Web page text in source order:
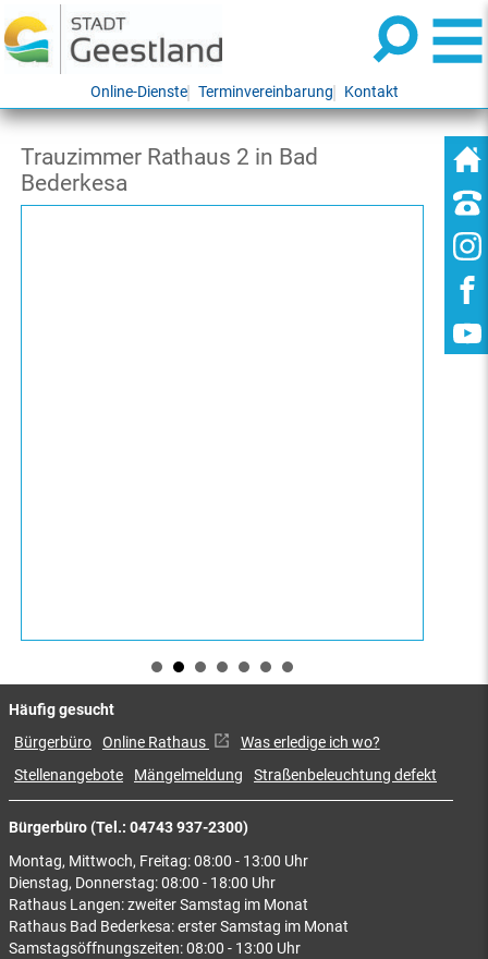
Online-Dienste Terminvereinbarung Kontakt
Trauzimmer Rathaus 2 in Bad
Bederkesa
Bürgerbüro (Tel.: 04743 937-2300)
Montag, Mittwoch, Freitag: 08:00 - 13:00 Uhr
Dienstag, Donnerstag: 08:00 - 18:00 Uhr
Rathaus Langen: zweiter Samstag im Monat
Rathaus Bad Bederkesa: erster Samstag im Monat
Samstagsöffnungszeiten: 08:00 - 13:00 Uhr
Häufig gesucht
Bürgerbüro Online Rathaus
Was erledige ich wo?
Stellenangebote
Mängelmeldung Straßenbeleuchtung defekt